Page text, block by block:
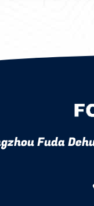
Fuda